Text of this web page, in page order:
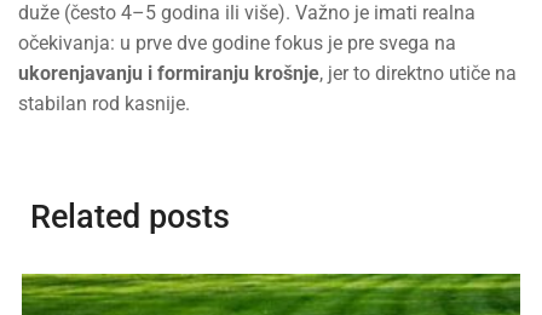
duže (često 4–5 godina ili više). Važno je imati realna
očekivanja: u prve dve godine fokus je pre svega na
ukorenjavanju i formiranju krošnje, jer to direktno utiče na
stabilan rod kasnije.
Related posts